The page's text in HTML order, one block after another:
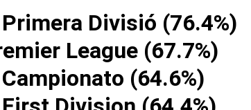
Divisió (76.4%)
League (67.7%)
(64.6%)